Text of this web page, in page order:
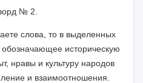
№ 2.
слова, то в выделен­ных
обозначающее историческую
нравы и культуру народов
и взаимоотношения.